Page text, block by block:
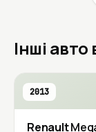
Інші авто
2013
Renault